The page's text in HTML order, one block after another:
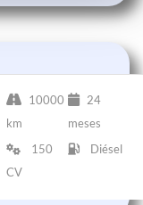
10000
km
24
meses
150
CV
Diésel